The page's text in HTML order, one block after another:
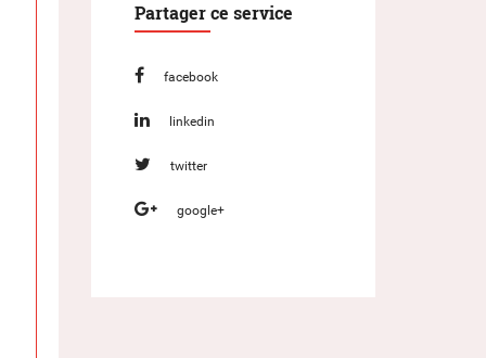
Partager ce service
facebook
linkedin
twitter
google+